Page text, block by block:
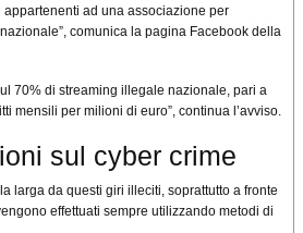
ad una associazione per
comunica la pagina Facebook della
70% di streaming illegale nazionale, pari a
mensili per milioni di euro”, continua l’avviso.
sul cyber crime
larga da questi giri illeciti, soprattutto a fronte
effettuati sempre utilizzando metodi di